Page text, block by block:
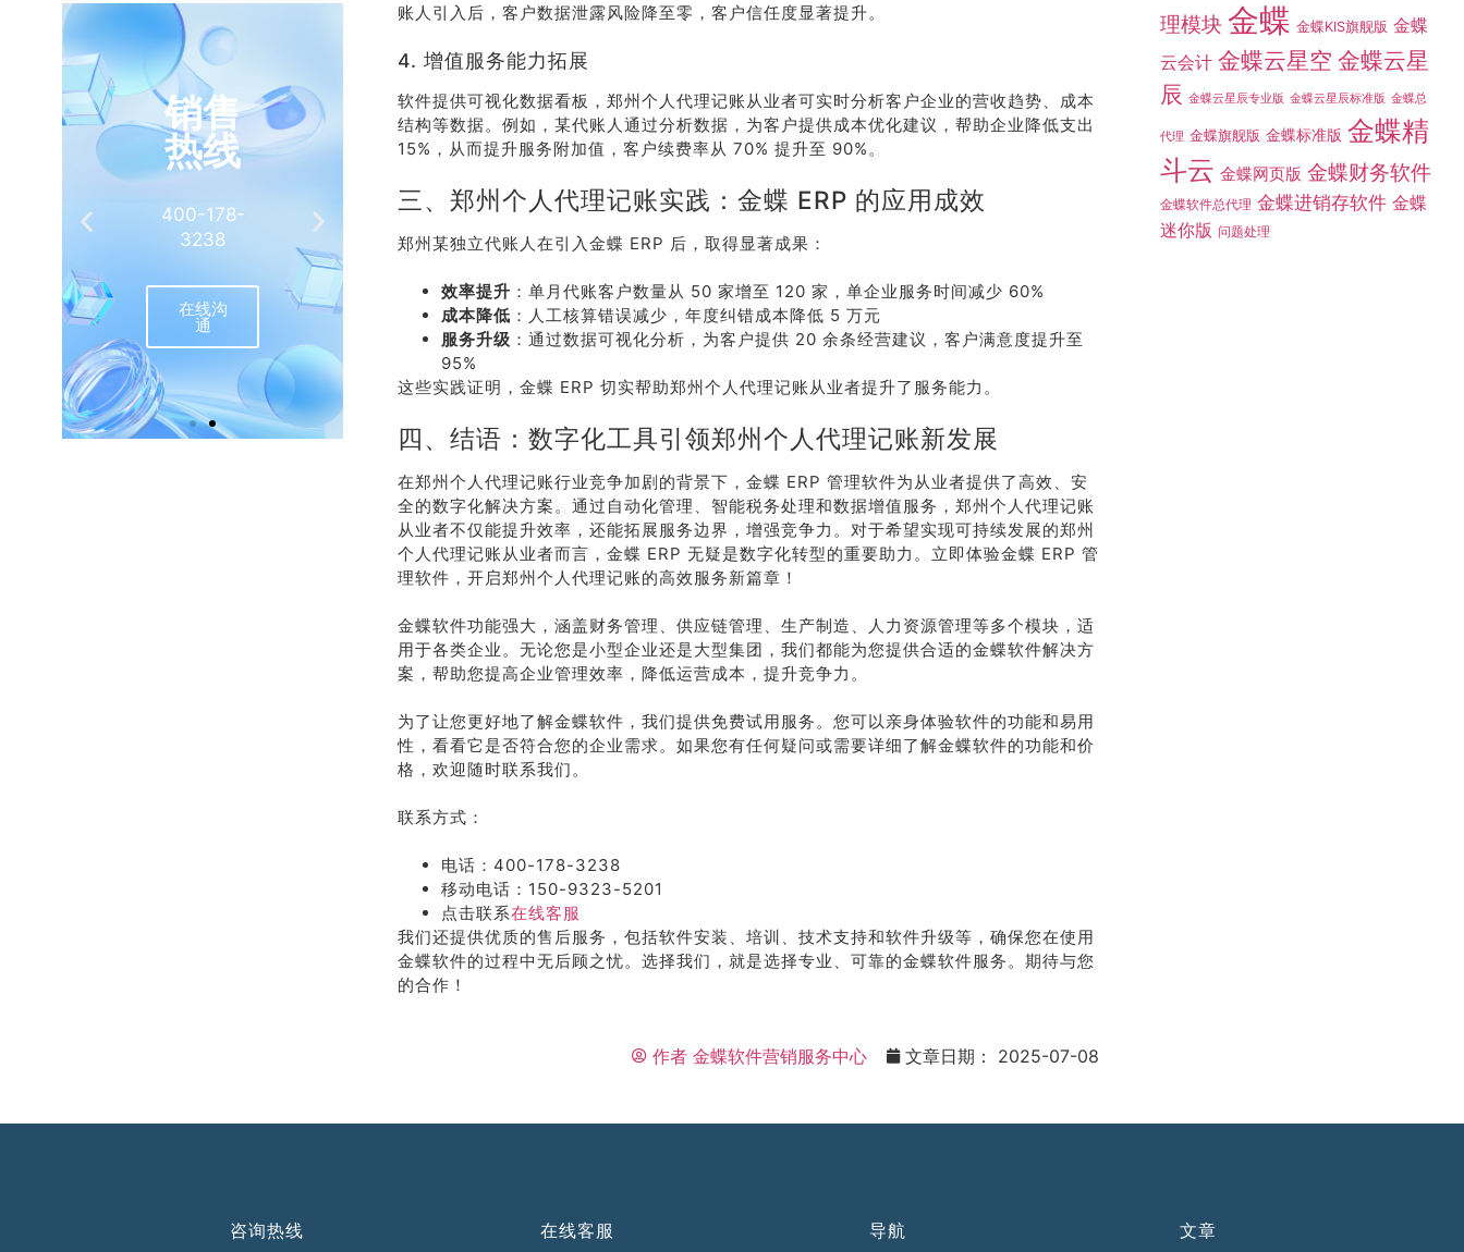
销售
热线
400-178-
3238
在线沟
通
推荐
有礼
介绍客户豪礼
相送
联系我
们
销售
热线
400-178-
3238
在线沟
通
账人引入后，客户数据泄露风险降至零，客户信任度显著提升。
4. 增值服务能力拓展
软件提供可视化数据看板，郑州个人代理记账从业者可实时分析客户企业的营收趋势、成本
结构等数据。例如，某代账人通过分析数据，为客户提供成本优化建议，帮助企业降低支出
15%，从而提升服务附加值，客户续费率从 70% 提升至 90%。
三、郑州个人代理记账实践：金蝶 ERP 的应用成效
郑州某独立代账人在引入金蝶 ERP 后，取得显著成果：
效率提升 ：单月代账客户数量从 50 家增至 120 家，单企业服务时间减少 60%
成本降低 ：人工核算错误减少，年度纠错成本降低 5 万元
服务升级 ：通过数据可视化分析，为客户提供 20 余条经营建议，客户满意度提升至
95%
这些实践证明，金蝶 ERP 切实帮助郑州个人代理记账从业者提升了服务能力。
四、结语：数字化工具引领郑州个人代理记账新发展
在郑州个人代理记账行业竞争加剧的背景下，金蝶 ERP 管理软件为从业者提供了高效、安
全的数字化解决方案。通过自动化管理、智能税务处理和数据增值服务，郑州个人代理记账
从业者不仅能提升效率，还能拓展服务边界，增强竞争力。对于希望实现可持续发展的郑州
个人代理记账从业者而言，金蝶 ERP 无疑是数字化转型的重要助力。立即体验金蝶 ERP 管
理软件，开启郑州个人代理记账的高效服务新篇章！
金蝶软件功能强大，涵盖财务管理、供应链管理、生产制造、人力资源管理等多个模块，适
用于各类企业。无论您是小型企业还是大型集团，我们都能为您提供合适的金蝶软件解决方
案，帮助您提高企业管理效率，降低运营成本，提升竞争力。
为了让您更好地了解金蝶软件，我们提供免费试用服务。您可以亲身体验软件的功能和易用
性，看看它是否符合您的企业需求。如果您有任何疑问或需要详细了解金蝶软件的功能和价
格，欢迎随时联系我们。
联系方式：
电话：400-178-3238
移动电话：150-9323-5201
点击联系在线客服
我们还提供优质的售后服务，包括软件安装、培训、技术支持和软件升级等，确保您在使用
金蝶软件的过程中无后顾之忧。选择我们，就是选择专业、可靠的金蝶软件服务。期待与您
的合作！
作者金蝶软件营销服务中心 文章日期： 2025-07-08
理模块 金蝶 金蝶KIS旗舰版 金蝶
云会计 金蝶云星空 金蝶云星
辰 金蝶云星辰专业版 金蝶云星辰标准版 金蝶总
代理 金蝶旗舰版 金蝶标准版 金蝶精
斗云 金蝶网页版 金蝶财务软件
金蝶软件总代理 金蝶进销存软件 金蝶
迷你版 问题处理
咨询热线 在线客服 导航 文章